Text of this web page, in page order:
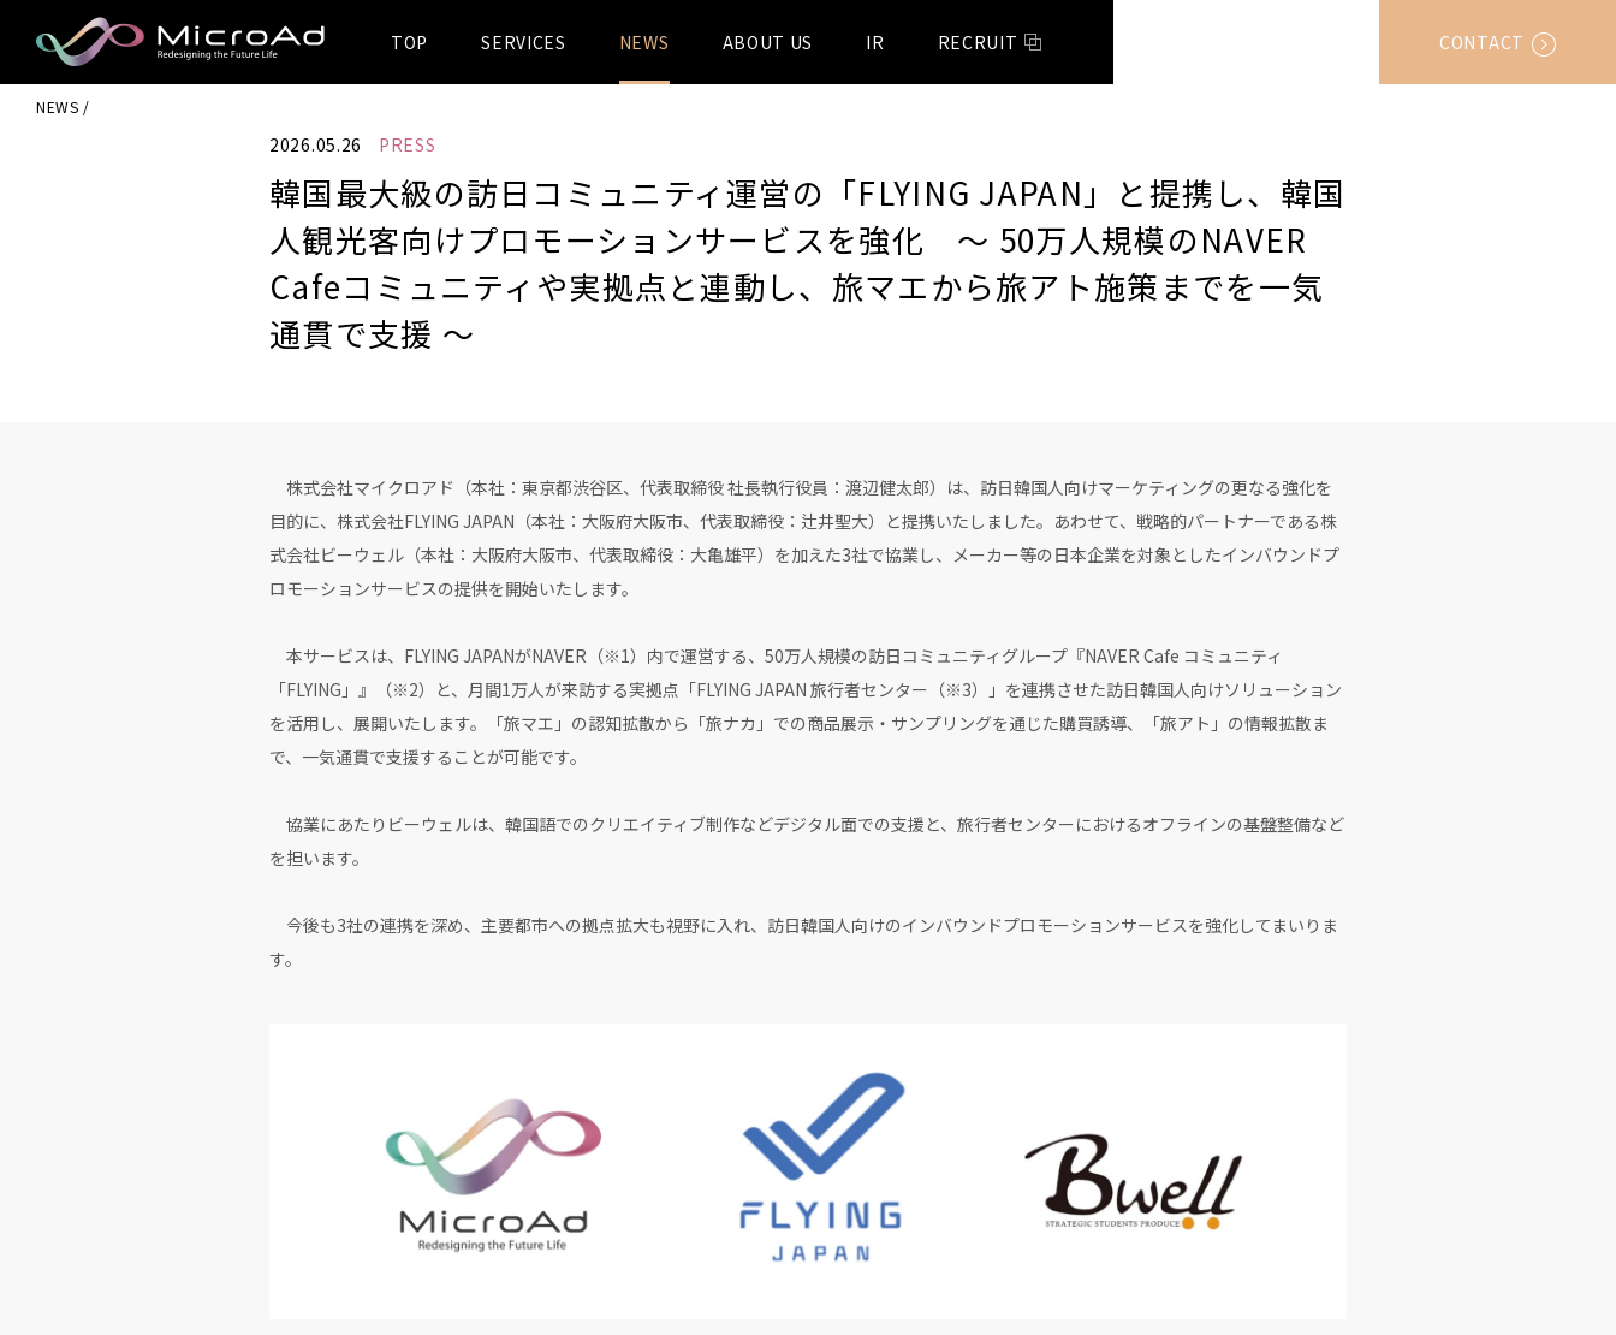
MicroAd -
Redesigning
the Future Life
TOP SERVICES NEWS ABOUT US IR RECRUIT CONTACT
NEWS
2026.05.26 PRESS
韓国最大級の訪日コミュニティ運営の「FLYING JAPAN」と提携し、韓国
人観光客向けプロモーションサービスを強化 〜 50万人規模のNAVER
Cafeコミュニティや実拠点と連動し、旅マエから旅アト施策までを一気
通貫で支援 〜
株式会社マイクロアド（本社：東京都渋谷区、代表取締役 社長執行役員：渡辺健太郎）は、訪日韓国人向けマーケティングの更なる強化を
目的に、株式会社FLYING JAPAN（本社：大阪府大阪市、代表取締役：辻井聖大）と提携いたしました。あわせて、戦略的パートナーである株
式会社ビーウェル（本社：大阪府大阪市、代表取締役：大亀雄平）を加えた3社で協業し、メーカー等の日本企業を対象としたインバウンドプ
ロモーションサービスの提供を開始いたします。
本サービスは、FLYING JAPANがNAVER（※1）内で運営する、50万人規模の訪日コミュニティグループ『NAVER Cafe コミュニティ
「FLYING」』（※2）と、月間1万人が来訪する実拠点「FLYING JAPAN 旅行者センター（※3）」を連携させた訪日韓国人向けソリューション
を活用し、展開いたします。「旅マエ」の認知拡散から「旅ナカ」での商品展示・サンプリングを通じた購買誘導、「旅アト」の情報拡散ま
で、一気通貫で支援することが可能です。
協業にあたりビーウェルは、韓国語でのクリエイティブ制作などデジタル面での支援と、旅行者センターにおけるオフラインの基盤整備など
を担います。
今後も3社の連携を深め、主要都市への拠点拡大も視野に入れ、訪日韓国人向けのインバウンドプロモーションサービスを強化してまいりま
す。